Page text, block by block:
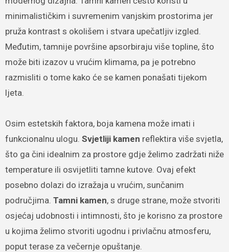
minimalističkim i suvremenim vanjskim prostorima jer
pruža kontrast s okolišem i stvara upečatljiv izgled.
Međutim, tamnije površine apsorbiraju više topline, što
može biti izazov u vrućim klimama, pa je potrebno
razmisliti o tome kako će se kamen ponašati tijekom
ljeta.
Osim estetskih faktora, boja kamena može imati i
funkcionalnu ulogu. Svjetliji kamen reflektira više svjetla,
što ga čini idealnim za prostore gdje želimo zadržati niže
temperature ili osvijetliti tamne kutove. Ovaj efekt
posebno dolazi do izražaja u vrućim, sunčanim
područjima. Tamni kamen, s druge strane, može stvoriti
osjećaj udobnosti i intimnosti, što je korisno za prostore
u kojima želimo stvoriti ugodnu i privlačnu atmosferu,
poput terase za večernje opuštanje.